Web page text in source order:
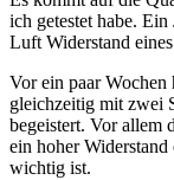
ich getestet habe.
Luft Widerstand
Vor ein paar Wochen
gleichzeitig mit zwei
begeistert. Vor allem
ein hoher
wichtig ist.